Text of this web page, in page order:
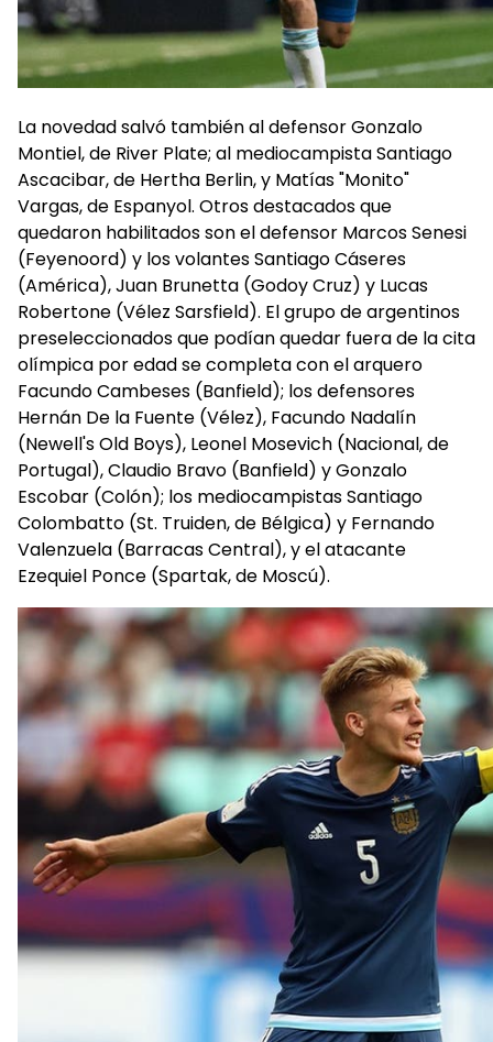
La novedad salvó también al defensor Gonzalo
Montiel, de River Plate; al mediocampista Santiago
Ascacibar, de Hertha Berlin, y Matías "Monito"
Vargas, de Espanyol. Otros destacados que
quedaron habilitados son el defensor Marcos Senesi
(Feyenoord) y los volantes Santiago Cáseres
(América), Juan Brunetta (Godoy Cruz) y Lucas
Robertone (Vélez Sarsfield). El grupo de argentinos
preseleccionados que podían quedar fuera de la cita
olímpica por edad se completa con el arquero
Facundo Cambeses (Banfield); los defensores
Hernán De la Fuente (Vélez), Facundo Nadalín
(Newell's Old Boys), Leonel Mosevich (Nacional, de
Portugal), Claudio Bravo (Banfield) y Gonzalo
Escobar (Colón); los mediocampistas Santiago
Colombatto (St. Truiden, de Bélgica) y Fernando
Valenzuela (Barracas Central), y el atacante
Ezequiel Ponce (Spartak, de Moscú).